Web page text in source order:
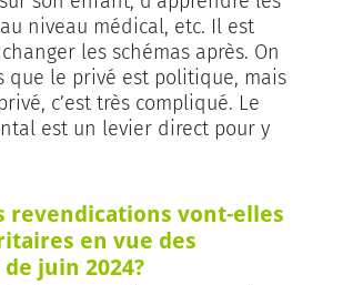
niveau médical, etc. Il est
les schémas après. On
que le privé est politique, mais
c’est très compliqué. Le
est un levier direct pour y
revendications vont-elles
en vue des
juin 2024?